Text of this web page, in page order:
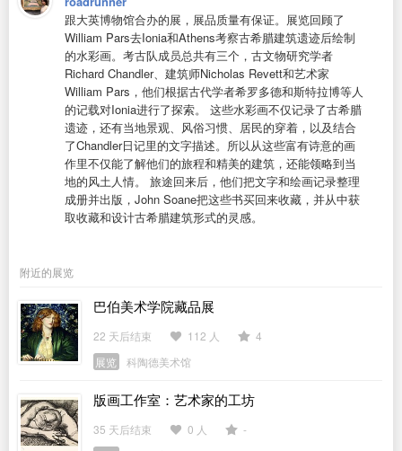
跟大英博物馆合办的展，展品质量有保证。展览回顾了
William Pars去Ionia和Athens考察古希腊建筑遗迹后绘制
的水彩画。考古队成员总共有三个，古文物研究学者
Richard Chandler、建筑师Nicholas Revett和艺术家
William Pars，他们根据古代学者希罗多德和斯特拉博等人
的记载对Ionia进行了探索。 这些水彩画不仅记录了古希腊
遗迹，还有当地景观、风俗习惯、居民的穿着，以及结合
了Chandler日记里的文字描述。所以从这些富有诗意的画
作里不仅能了解他们的旅程和精美的建筑，还能领略到当
地的风土人情。 旅途回来后，他们把文字和绘画记录整理
成册并出版，John Soane把这些书买回来收藏，并从中获
取收藏和设计古希腊建筑形式的灵感。
附近的展览
巴伯美术学院藏品展
22 天后结束 112 人
4
展览
科陶德美术馆
版画工作室：艺术家的工坊
35 天后结束 0 人
-